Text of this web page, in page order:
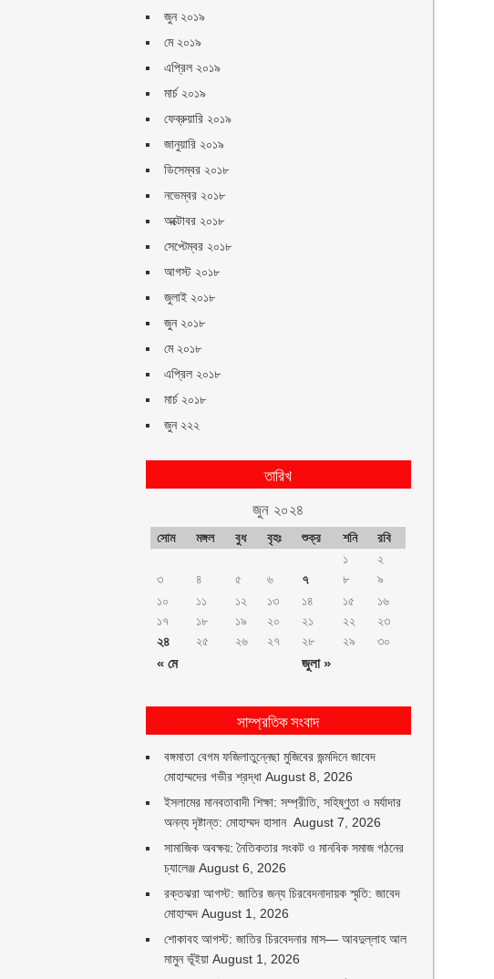
জুন ২০১৯
মে ২০১৯
এপ্রিল ২০১৯
মার্চ ২০১৯
ফেব্রুয়ারি ২০১৯
জানুয়ারি ২০১৯
ডিসেম্বর ২০১৮
নভেম্বর ২০১৮
অক্টোবর ২০১৮
সেপ্টেম্বর ২০১৮
আগস্ট ২০১৮
জুলাই ২০১৮
জুন ২০১৮
মে ২০১৮
এপ্রিল ২০১৮
মার্চ ২০১৮
জুন ২২২
তারিখ
জুন ২০২৪
সোম মঙ্গল বুধ বৃহঃ শুক্র শনি রবি
« মে জুলা »
১
২
৩
৪ ৫ ৬ ৭ ৮
৯
১০
১১ ১২ ১৩ ১৪ ১৫
১৬
১৭
১৮ ১৯ ২০ ২১ ২২ ২৩
২৪ ২৫ ২৬ ২৭ ২৮ ২৯ ৩০
সাম্প্রতিক সংবাদ
বঙ্গমাতা বেগম ফজিলাতুন্নেছা মুজিবের জন্মদিনে জাবেদ
মোহাম্মদের গভীর শ্রদ্ধা August 8, 2026
ইসলামের মানবতাবাদী শিক্ষা: সম্প্রীতি, সহিষ্ণুতা ও মর্যাদার
অনন্য দৃষ্টান্ত: মোহাম্মদ হাসান August 7, 2026
সামাজিক অবক্ষয়: নৈতিকতার সংকট ও মানবিক সমাজ গঠনের
চ্যালেঞ্জ August 6, 2026
রক্তঝরা আগস্ট: জাতির জন্য চিরবেদনাদায়ক স্মৃতি: জাবেদ
মোহাম্মদ August 1, 2026
শোকাবহ আগস্ট: জাতির চিরবেদনার মাস— আবদুল্লাহ আল
মামুন ভূঁইয়া August 1, 2026